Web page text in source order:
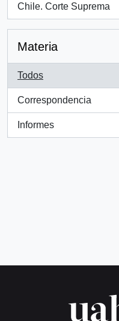
Chile. Corte Suprema
, 1 resultados
Materia
Todos
Correspondencia
, 1 resultados
Informes
, 1 resultados